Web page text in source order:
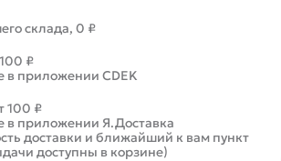
склада, 0 ₽
₽
в приложении CDEK
100 ₽
в приложении Я.Доставка
доставки и ближайший к вам пункт
доступны в корзине)